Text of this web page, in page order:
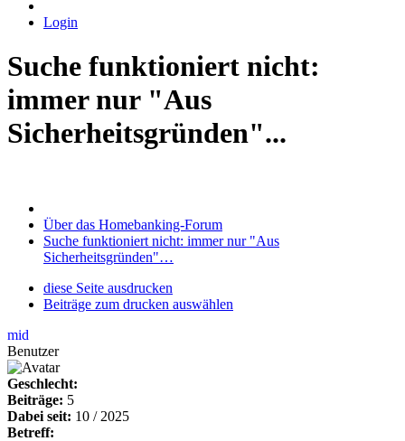
Login
Suche funktioniert nicht:
immer nur "Aus
Sicherheitsgründen"...
Über das Homebanking-Forum
Suche funktioniert nicht: immer nur "Aus
Sicherheitsgründen"…
diese Seite ausdrucken
Beiträge zum drucken auswählen
mid
Benutzer
Geschlecht:
Beiträge: 5
Dabei seit: 10 / 2025
Betreff: